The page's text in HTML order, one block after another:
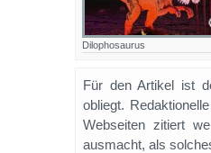
Dilophosaurus
Für den Artikel ist
obliegt.
Webseiten zitiert
ausmacht, als